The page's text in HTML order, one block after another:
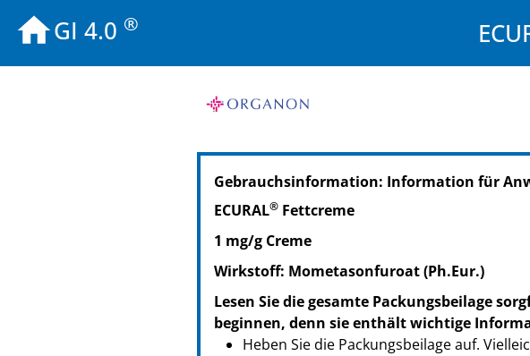
GI 4.0 ®
PZN: 06866918
PPN: 110686691877
PZN: 04578291
PZN: 04578316
PPN: 110457831693
Gebrauchsinformation: Information für
ECURAL® Fettcreme
1 mg/g Creme
Wirkstoff: Mometasonfuroat (Ph.Eur.)
Lesen Sie die gesamte Packungsbeilage
beginnen, denn sie enthält wichtige
Heben Sie die Packungsbeilage auf.